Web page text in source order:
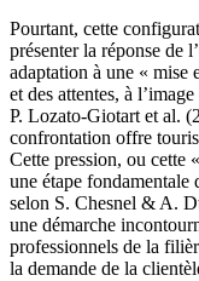
Pourtant, cette
présenter la réponse de
adaptation à une « mise
et des attentes, à
P. Lozato-Giotart et al.
confrontation offre
Cette pression, ou cette
une étape fondamentale
selon S. Chesnel & A.
une démarche
professionnels de la
la demande de la